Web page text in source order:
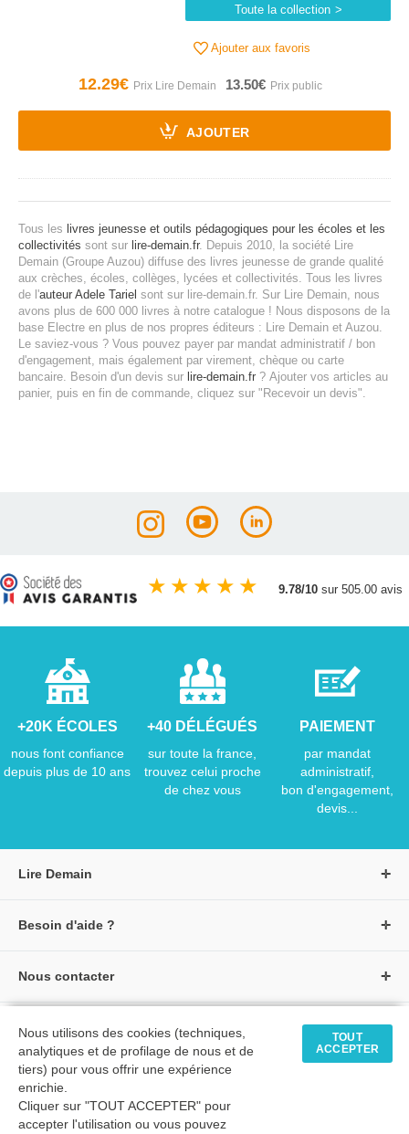
Toute la collection
Ajouter aux favoris
12.29€ 13.50€
AJOUTER
Tous les livres jeunesse et outils pédagogiques pour les écoles et les
collectivités sont sur lire-demain.fr. Depuis 2010, la société Lire
Demain (Groupe Auzou) diffuse des livres jeunesse de grande qualité
aux crèches, écoles, collèges, lycées et collectivités. Tous les livres
de l'auteur Adele Tariel sont sur lire-demain.fr. Sur Lire Demain, nous
avons plus de 600 000 livres à notre catalogue ! Nous disposons de la
base Electre en plus de nos propres éditeurs : Lire Demain et Auzou.
Le saviez-vous ? Vous pouvez payer par mandat administratif / bon
d'engagement, mais également par virement, chèque ou carte
bancaire. Besoin d'un devis sur lire-demain.fr ? Ajouter vos articles au
panier, puis en fin de commande, cliquez sur "Recevoir un devis".
★ ★ ★ ★ ★ 9.78/10 sur 505.00 avis
+20K ÉCOLES
nous font confiance
depuis plus de 10 ans
+40 DÉLÉGUÉS
sur toute la france,
trouvez celui proche
de chez vous
PAIEMENT
par mandat
administratif,
bon d'engagement,
devis...
Lire Demain
Créer un compte
★ Avis clients vérifiés
Besoin d'aide ?
Livraisons et retours
Tarifs négociés
Comment passer commande
Mon compte
Nous contacter
Formulaire de contact
Siège social
Tous nos livres
Livres petite enfance
Livres maternelle
Livres élémentaire
© 2026 - LIRE DEMAIN
C.G.U | C.G.V | Plan du site
Nous utilisons des cookies (techniques,
analytiques et de profilage de nous et de
tiers) pour vous offrir une expérience
enrichie.
Cliquer sur "TOUT ACCEPTER" pour
accepter l'utilisation ou vous pouvez
TOUT
ACCEPTER